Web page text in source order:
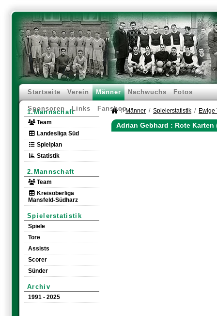
Startseite Verein Männer Nachwuchs Fotos
Sponsoren Links Fanshop
1.Mannschaft
Team
Landesliga Süd
Spielplan
Statistik
2.Mannschaft
Team
Kreisoberliga
Mansfeld-Südharz
Spielerstatistik
Spiele
Tore
Assists
Scorer
Sünder
Archiv
1991 - 2025
Männer Spielerstatistik Ewige
Adrian Gebhard : Rote Karten